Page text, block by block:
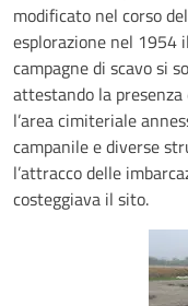
modificato nel corso
esplorazione nel 1954
campagne di scavo si
attestando la
l’area cimiteriale
campanile e diverse
l’attracco delle
costeggiava il sito.